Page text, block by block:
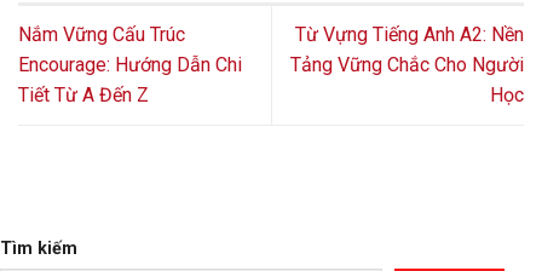
Nắm Vững Cấu Trúc
Encourage: Hướng Dẫn Chi
Tiết Từ A Đến Z
Từ Vựng Tiếng Anh A2: Nền
Tảng Vững Chắc Cho Người
Học
Tìm kiếm